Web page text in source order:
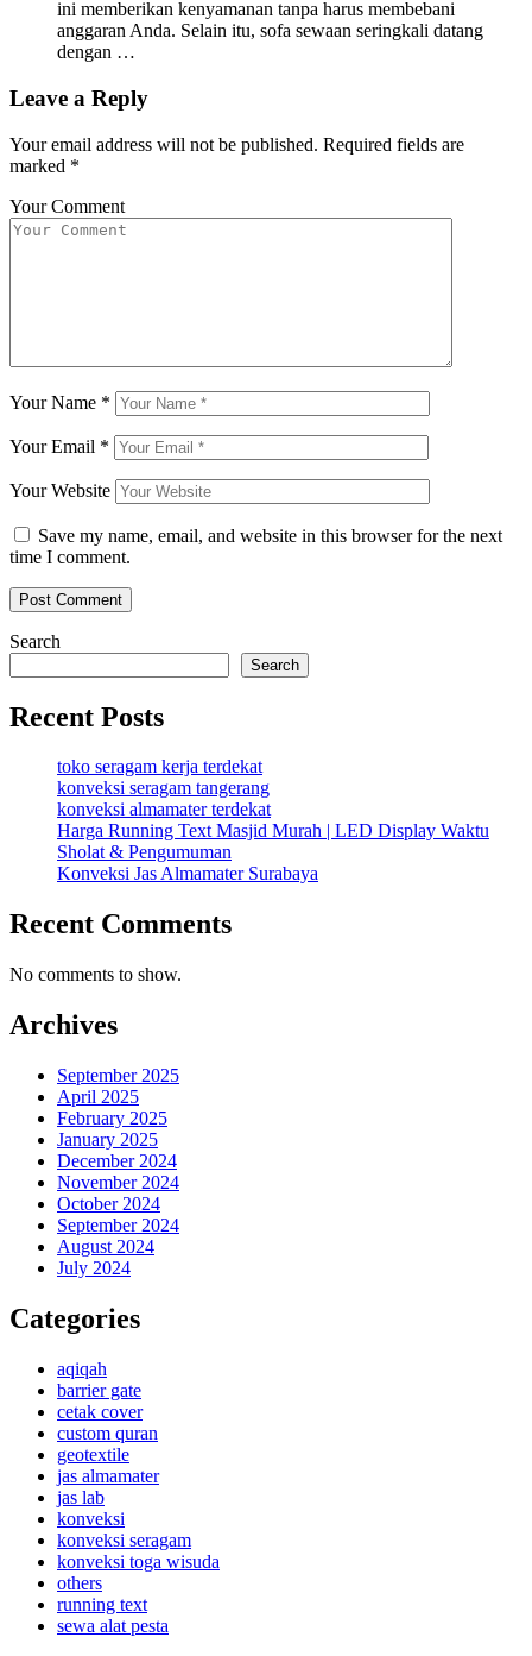
ini memberikan kenyamanan tanpa harus membebani
anggaran Anda. Selain itu, sofa sewaan seringkali datang
dengan …
Leave a Reply
Your email address will not be published. Required fields are
marked *
Your Comment
Your Name *
Your Email *
Your Website
Save my name, email, and website in this browser for the next
time I comment.
Search
Search
Recent Posts
toko seragam kerja terdekat
konveksi seragam tangerang
konveksi almamater terdekat
Harga Running Text Masjid Murah | LED Display Waktu
Sholat & Pengumuman
Konveksi Jas Almamater Surabaya
Recent Comments
No comments to show.
Archives
September 2025
April 2025
February 2025
January 2025
December 2024
November 2024
October 2024
September 2024
August 2024
July 2024
Categories
aqiqah
barrier gate
cetak cover
custom quran
geotextile
jas almamater
jas lab
konveksi
konveksi seragam
konveksi toga wisuda
others
running text
sewa alat pesta